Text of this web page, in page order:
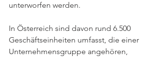
unterworfen werden.
In Österreich sind davon rund 6.500
Geschäftseinheiten umfasst, die einer
Unternehmensgruppe angehören,